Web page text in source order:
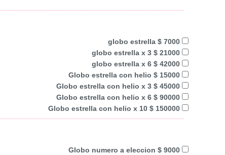
globo estrella $ 7000
globo estrella x 3 $ 21000
globo estrella x 6 $ 42000
Globo estrella con helio $ 15000
Globo estrella con helio x 3 $ 45000
Globo estrella con helio x 6 $ 90000
Globo estrella con helio x 10 $ 150000
Globo numero a eleccion $ 9000